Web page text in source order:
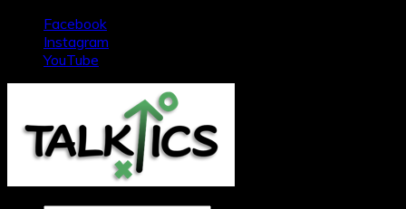
springen
Facebook
Instagram
YouTube